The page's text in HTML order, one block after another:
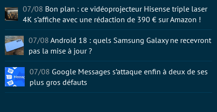
07/08 Bon plan : ce vidéoprojecteur Hisense triple laser
4K s’affiche avec une rédaction de 390 € sur Amazon !
07/08 Android 18 : quels Samsung Galaxy ne recevront
pas la mise à jour ?
07/08 Google Messages s’attaque enfin à deux de ses
plus gros défauts